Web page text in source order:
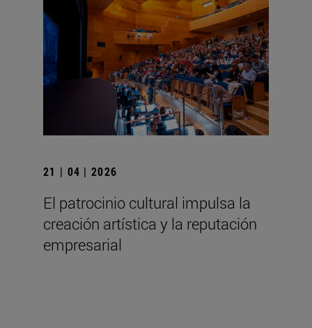
21 | 04 | 2026
El patrocinio cultural impulsa la
creación artística y la reputación
empresarial